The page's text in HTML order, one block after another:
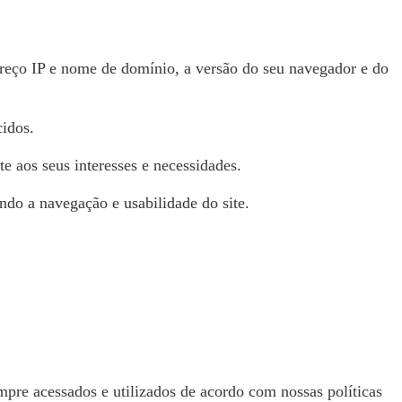
IP e nome de domínio, a versão do seu navegador e do
seus interesses e necessidades.
a navegação e usabilidade do site.
acessados e utilizados de acordo com nossas políticas